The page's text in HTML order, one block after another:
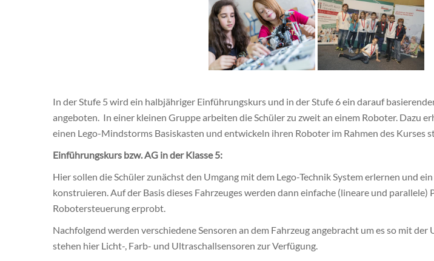
In der Stufe 5 wird ein halbjähriger Einführungskurs und in der Stufe 6 ein darauf
angeboten. In einer kleinen Gruppe arbeiten die Schüler zu zweit an einem Roboter. Dazu
einen Lego-Mindstorms Basiskasten und entwickeln ihren Roboter im Rahmen des Kurses
Einführungskurs bzw. AG in der Klasse 5:
Hier sollen die Schüler zunächst den Umgang mit dem Lego-Technik System erlernen und
konstruieren. Auf der Basis dieses Fahrzeuges werden dann einfache (lineare und parallele)
Robotersteuerung erprobt.
Nachfolgend werden verschiedene Sensoren an dem Fahrzeug angebracht um es so mit der
stehen hier Licht-, Farb- und Ultraschallsensoren zur Verfügung.